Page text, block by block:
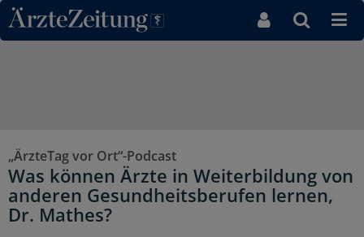
Direkt zum Inhaltsbereich
„ÄrzteTag vor Ort“-Podcast
Was können Ärzte in Weiterbildung von
anderen Gesundheitsberufen lernen,
Dr. Mathes?